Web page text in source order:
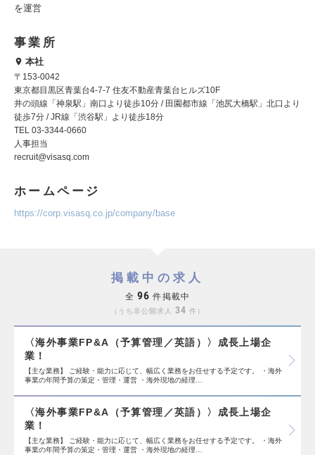
を運営
事業所
本社
〒153-0042
東京都目黒区青葉台4-7-7 住友不動産青葉台ヒルズ10F
井の頭線「神泉駅」南口より徒歩10分 / 田園都市線「池尻大橋駅」北口より
徒歩7分 / JR線「渋谷駅」より徒歩18分
TEL 03-3344-0660
人事担当
recruit@visasq.com
ホームページ
https://corp.visasq.co.jp/company/base
掲載中の求人
全 96 件掲載中
うち非公開求人 34 件
〈海外事業FP&A（予算管理／英語）〉成長上場企
業！
【主な業務】 ご経験・能力に応じて、幅広く業務をお任せする予定です。 ・海外
事業の年間予算の策定・管理・運営 ・海外現地の経理…
〈海外事業FP&A（予算管理／英語）〉成長上場企
業！
【主な業務】 ご経験・能力に応じて、幅広く業務をお任せする予定です。 ・海外
事業の年間予算の策定・管理・運営 ・海外現地の経理…